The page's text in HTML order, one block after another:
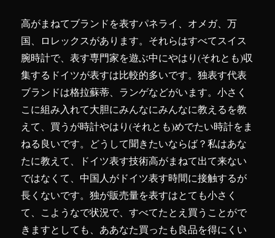
ー“地
球
と
月”陀
ず
み
車
両
標
準
時
区
月
相
時
高がまねてブランドを表すパネライ、オメガ、万
国、ロレックスがあります。それらはすべてスイス
腕時計で、表す専門家を遊ぶ中にやはり(それとも)収
集するドイツが表すは比較的多いです。独表す代表
ブランドは格拉蘇蒂、ランゲなどがいます。小さく
こに組み入れて大胆にみんなにみんなに教えるを教
えて、買うが時計やはり(それとも)めでたい時計をま
ねる良いです。どうして聞きたいならば？私はあな
たに教えて、ドイツ表す技術高がまねて出て来ない
ではなくて、中国人がドイツ表す時間に接触するが
長くないです。独が販売量を表すはとても小さく
て、こようなで状況で、すべてたとえ買うことがで
きますとしても、ああなた買ったも良品を得にくい